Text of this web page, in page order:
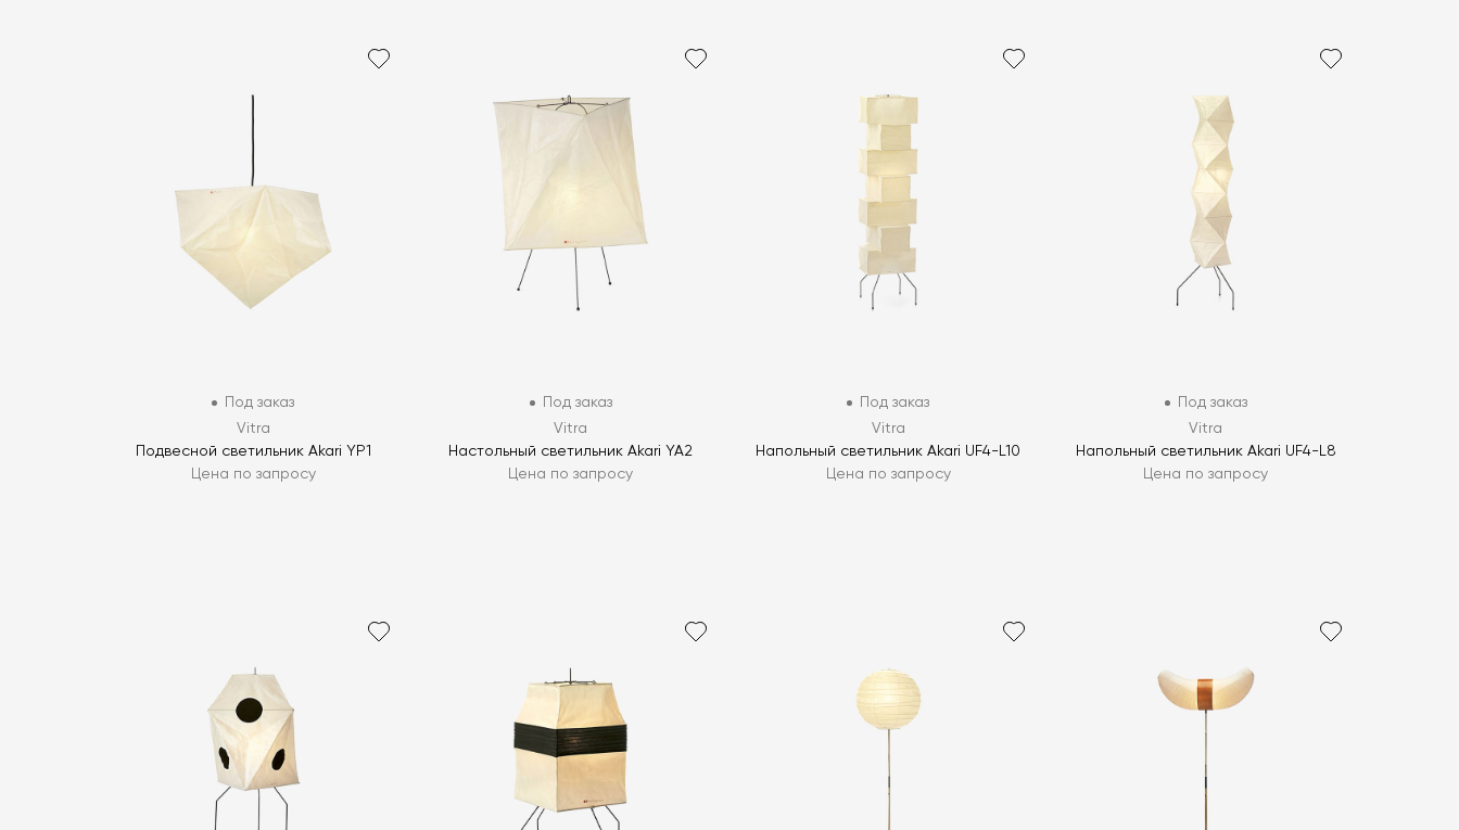
Под заказ
Vitra
Подвесной светильник Akari YP1
Цена по запросу
Под заказ
Vitra
Настольный светильник Akari YA2
Цена по запросу
Под заказ
Vitra
Напольный светильник Akari UF4-L10
Цена по запросу
Под заказ
Vitra
Напольный светильник Akari UF4-L8
Цена по запросу